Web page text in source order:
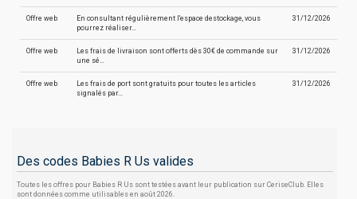
Offre web
En consultant régulièrement l'espace destockage, vous
pourrez réaliser…
31/12/2026
Offre web
Les frais de livraison sont offerts dès 30€ de commande sur
une sé…
31/12/2026
Offre web
Les frais de port sont gratuits pour toutes les articles
signalés par…
31/12/2026
Des codes Babies R Us valides
Toutes les offres pour Babies R Us sont testées avant leur publication sur CeriseClub. Elles
sont données comme utilisables en août 2026.